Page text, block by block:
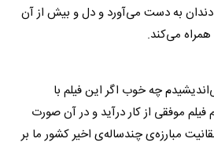
به دست می‌آورد و دل و بیش از آن
همراه می‌کند.
چه خوب اگر این فیلم با
فیلم موفقی از کار درآید و در آن صورت
مبارزه‌ی چندساله‌ی اخیر کشور ما بر